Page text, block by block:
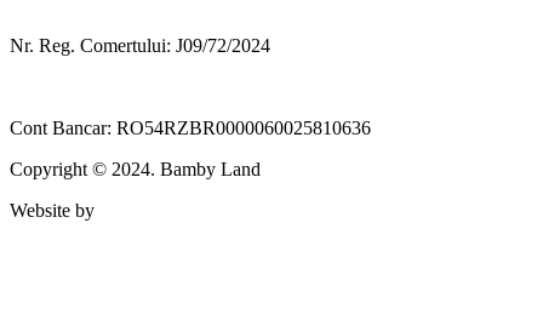
Nr. Reg. Comertului: J09/72/2024
Cont Bancar: RO54RZBR0000060025810636
Copyright © 2024. Bamby Land
Website by